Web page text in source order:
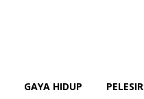
GAYA HIDUP PELESIR